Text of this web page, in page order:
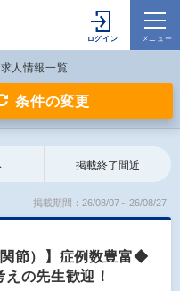
人情報一覧
条件の変更
掲載終了間近
掲載期間：26/08/07～26/08/27
節）】症例数豊富◆
の先生歓迎！